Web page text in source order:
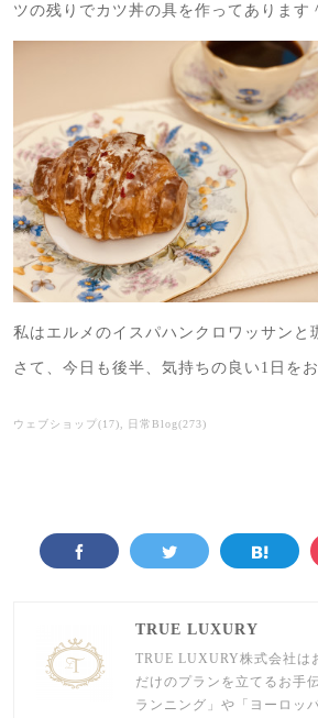
ツの残りでカツ丼の具を作ってあります
私はエルメのイスパハンクロワッサンと
さて、今日も後半、気持ちの良い1日を
ウェブショップ(17) 日常Blog(273)
TRUE LUXURY
TRUE LUXURY株式会社は
だけのプランを立てるお手
ランニング」や「ヨーロッ